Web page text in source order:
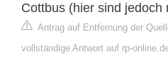
Cottbus (hier sind jedoch
Antrag auf Entfernung der
vollständige Antwort auf rp-